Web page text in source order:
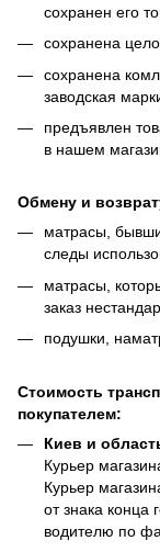
сохранен его
сохранена
сохранена
заводская
предъявлен
в нашем
Обмену и
матрасы,
следы
матрасы,
заказ
подушки,
Стоимость
покупателем:
Киев и
Курьер
Курьер
от знака конца
водителю по